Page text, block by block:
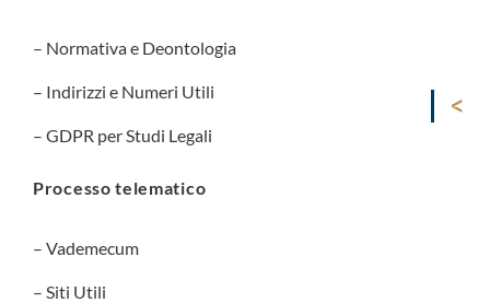
– Normativa e Deontologia
– Indirizzi e Numeri Utili
– GDPR per Studi Legali
Processo telematico
– Vademecum
– Siti Utili